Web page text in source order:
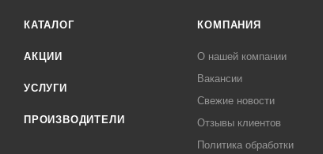
КАТАЛОГ
АКЦИИ
УСЛУГИ
ПРОИЗВОДИТЕЛИ
КОМПАНИЯ
О нашей компании
Вакансии
Свежие новости
Отзывы клиентов
Политика обработки